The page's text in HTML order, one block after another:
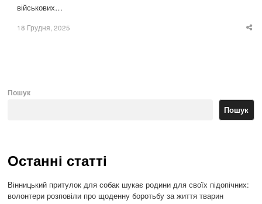
військових…
18 Грудня, 2025
Пошук
Пошук
Останні статті
Вінницький притулок для собак шукає родини для своїх підопічних:
волонтери розповіли про щоденну боротьбу за життя тварин